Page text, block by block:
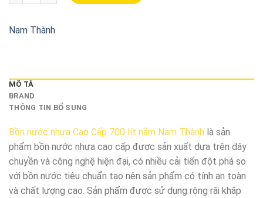
Nam Thành
MÔ TẢ
BRAND
THÔNG TIN BỔ SUNG
Bồn nước nhựa Cao Cấp 700 lít nằm Nam Thành là sản
phẩm bồn nước nhựa cao cấp được sản xuất dựa trên dây
chuyền và công nghệ hiện đại, có nhiều cải tiến đột phá so
với bồn nước tiêu chuẩn tạo nên sản phẩm có tính an toàn
và chất lượng cao. Sản phẩm được sử dụng rộng rãi khắp